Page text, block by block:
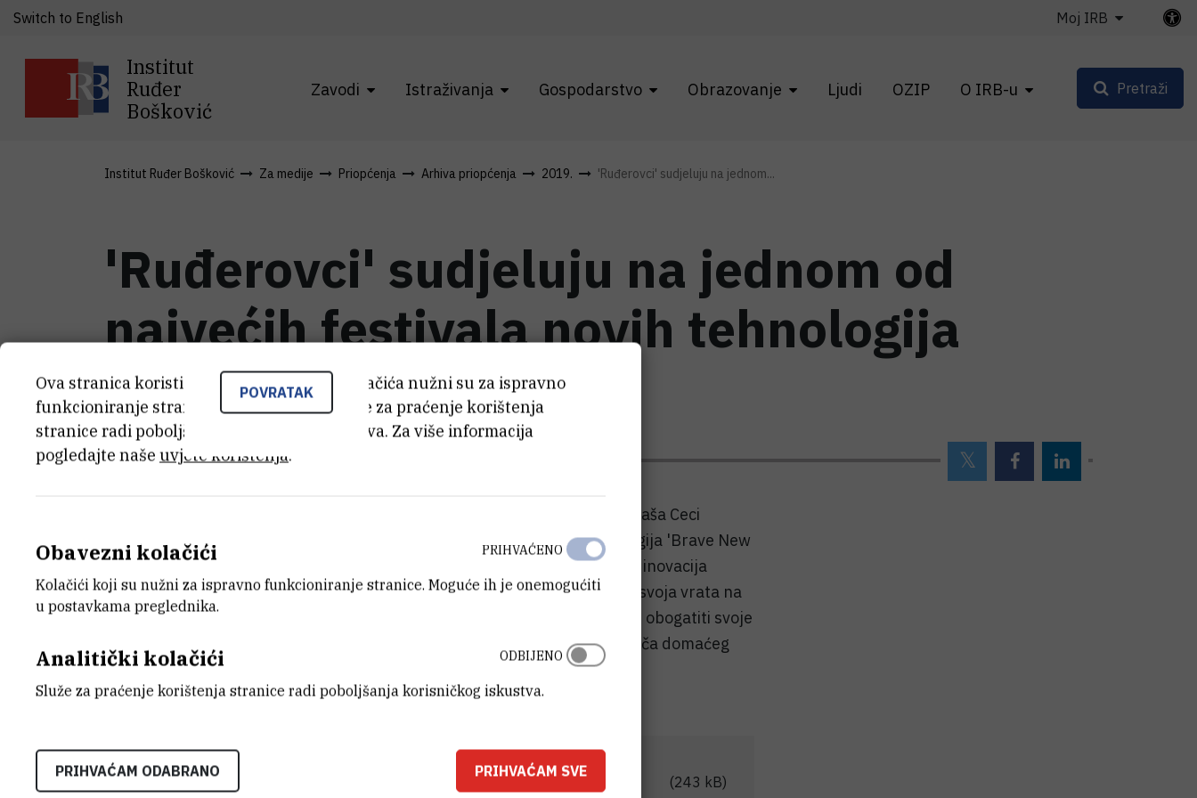
Institut
Ruđer
Bošković
Zavodi Istraživanja Gospodarstvo Obrazovanje Ljudi OZIP O IRB-u
Switch to English Moj IRB
Pretraži
Institut Ruđer Bošković Za medije Priopćenja Arhiva priopćenja 2019. 'Ruđerovci' sudjeluju na jednom...
'Ruđerovci' sudjeluju na jednom od
najvećih festivala novih tehnologija
'Brave New World'
12.6.2019.
Znanstvenici Instituta Ruđer Bošković (IRB) Vibor Jelić, Tomislav Šmuc i Saša Ceci
obogatit će uzbudljiv program jednog od najvećih festivala novih tehnologija 'Brave New
World' (BNW), koji već četvrtu godinu zaredom organizira Centar znanja i inovacija
HUB385. Ove godine HUB385 od 13. do 15. lipnja 2019. ponovno otvara svoja vrata na
adresi Petračićeva 6 u Zagrebu za sve zainteresirane posjetitelje koji žele obogatiti svoje
znanje o tehnologijama budućnosti te poslušati neke od najuspješnijih priča domaćeg
poduzetništva, znanosti i tehnologije.
NAJAVA-Rudjerovci-sudjeluju-na-jednom-od-najvecih-festivala-novih-
tehnologija.pdf
(243 kB)
POVRATAK
Ova stranica koristi kolačiće. Neki od tih kolačića nužni su za ispravno
funkcioniranje stranice, dok se drugi koriste za praćenje korištenja
stranice radi poboljšanja korisničkog iskustva. Za više informacija
pogledajte naše uvjete korištenja.
Obavezni kolačići
Kolačići koji su nužni za ispravno funkcioniranje stranice. Moguće ih je onemogućiti
u postavkama preglednika.
PRIHVAĆENO
Analitički kolačići
Služe za praćenje korištenja stranice radi poboljšanja korisničkog iskustva.
ODBIJENO
PRIHVAĆAM ODABRANO PRIHVAĆAM SVE